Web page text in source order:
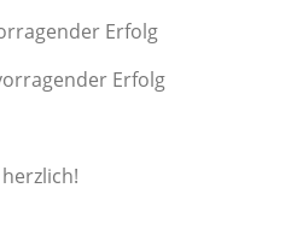
Erfolg
Erfolg